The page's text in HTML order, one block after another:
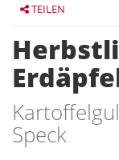
TEILEN
Speck